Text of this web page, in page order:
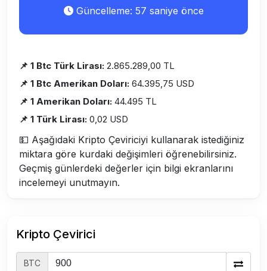
Güncelleme: 57 saniye önce
📌 1 Btc Türk Lirası: 2.865.289,00 TL
📌 1 Btc Amerikan Doları: 64.395,75 USD
📌 1 Amerikan Doları: 44.495 TL
📌 1 Türk Lirası: 0,02 USD
💵 Aşağıdaki Kripto Çeviriciyi kullanarak istediğiniz
miktara göre kurdaki değişimleri öğrenebilirsiniz.
Geçmiş günlerdeki değerler için bilgi ekranlarını
incelemeyi unutmayın.
Kripto Çevirici
BTC